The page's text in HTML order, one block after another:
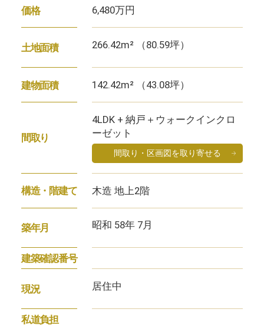
価格 6,480万円
土地面積 266.42m² （80.59坪）
建物面積 142.42m² （43.08坪）
間取り
4LDK + 納戸＋ウォークインクロ
ーゼット
間取り・区画図を取り寄せる
構造・階建て 木造 地上2階
築年月 昭和 58年 7月
建築確認番号
現況 居住中
私道負担